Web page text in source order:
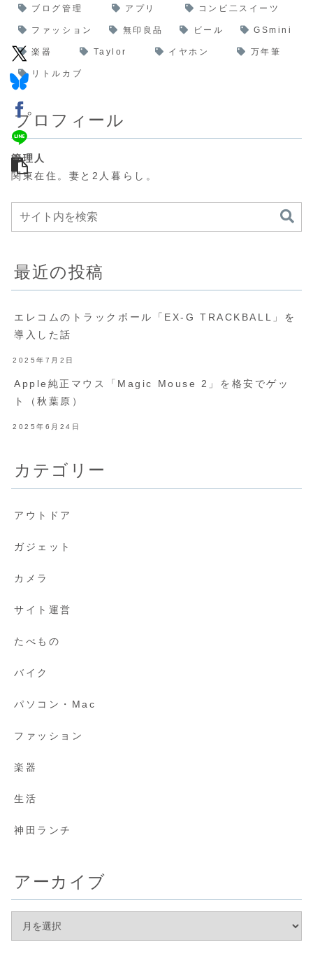
ブログ管理 アプリ コンビ二スイーツ
ファッション 無印良品 ビール GSmini
楽器 Taylor イヤホン 万年筆
リトルカブ
プロフィール
管理人
関東在住。妻と2人暮らし。
最近の投稿
エレコムのトラックボール「EX-G TRACKBALL」を
導入した話
2025年7月2日
Apple純正マウス「Magic Mouse 2」を格安でゲッ
ト（秋葉原）
2025年6月24日
カテゴリー
アウトドア
ガジェット
カメラ
サイト運営
たべもの
バイク
パソコン・Mac
ファッション
楽器
生活
神田ランチ
アーカイブ